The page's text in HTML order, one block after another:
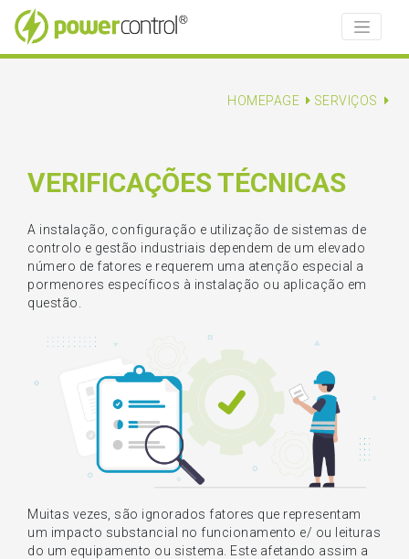
HOMEPAGE SERVIÇOS
VERIFICAÇÕES TÉCNICAS
A instalação, configuração e utilização de sistemas de
controlo e gestão industriais dependem de um elevado
número de fatores e requerem uma atenção especial a
pormenores específicos à instalação ou aplicação em
questão.
Muitas vezes, são ignorados fatores que representam
um impacto substancial no funcionamento e/ ou leituras
do um equipamento ou sistema. Este afetando assim a